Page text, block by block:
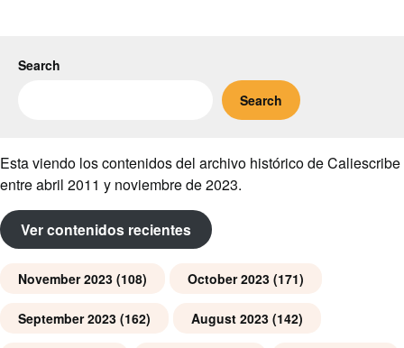
Search
Search
Esta viendo los contenidos del archivo histórico de Caliescribe
entre abril 2011 y noviembre de 2023.
Ver contenidos recientes
November 2023 (108) October 2023 (171)
September 2023 (162) August 2023 (142)